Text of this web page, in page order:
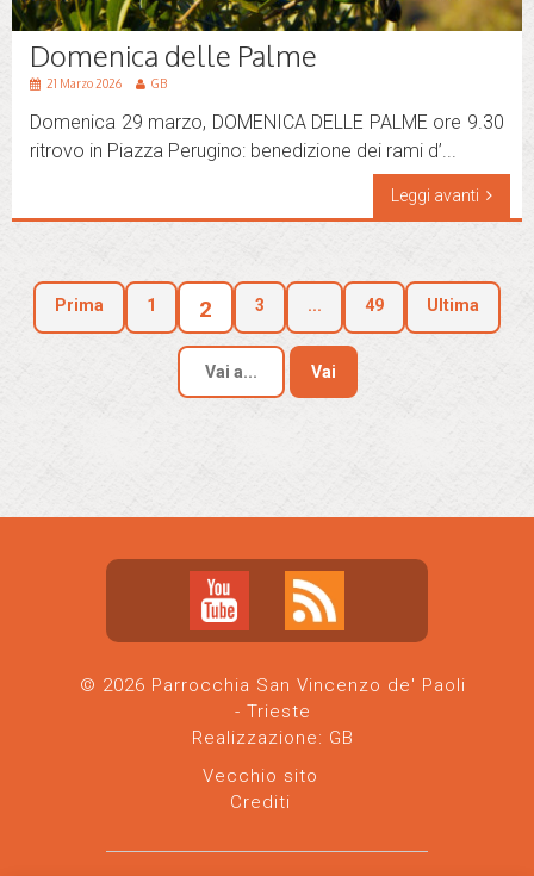
Domenica delle Palme
21 Marzo 2026 GB
Domenica 29 marzo, DOMENICA DELLE PALME ore 9.30
ritrovo in Piazza Perugino: benedizione dei rami d’...
Leggi avanti
Prima 1 2 3 ... 49 Ultima
Vai
© 2026 Parrocchia San Vincenzo de' Paoli
- Trieste
Realizzazione: GB
Vecchio sito
Crediti